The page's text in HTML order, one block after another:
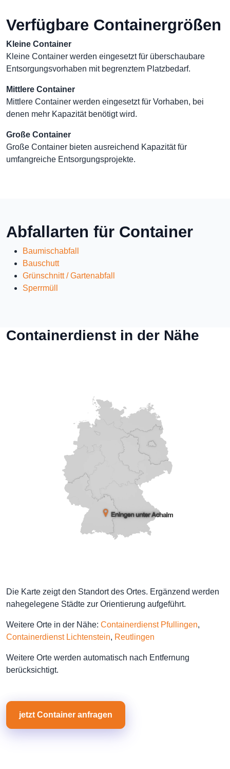
Verfügbare Containergrößen
Kleine Container
Kleine Container werden eingesetzt für überschaubare
Entsorgungsvorhaben mit begrenztem Platzbedarf.
Mittlere Container
Mittlere Container werden eingesetzt für Vorhaben, bei
denen mehr Kapazität benötigt wird.
Große Container
Große Container bieten ausreichend Kapazität für
umfangreiche Entsorgungsprojekte.
Abfallarten für Container
Baumischabfall
Bauschutt
Grünschnitt / Gartenabfall
Sperrmüll
Containerdienst in der Nähe
Die Karte zeigt den Standort des Ortes. Ergänzend werden
nahegelegene Städte zur Orientierung aufgeführt.
Weitere Orte in der Nähe: Containerdienst Pfullingen,
Containerdienst Lichtenstein, Reutlingen
Weitere Orte werden automatisch nach Entfernung
berücksichtigt.
jetzt Container anfragen